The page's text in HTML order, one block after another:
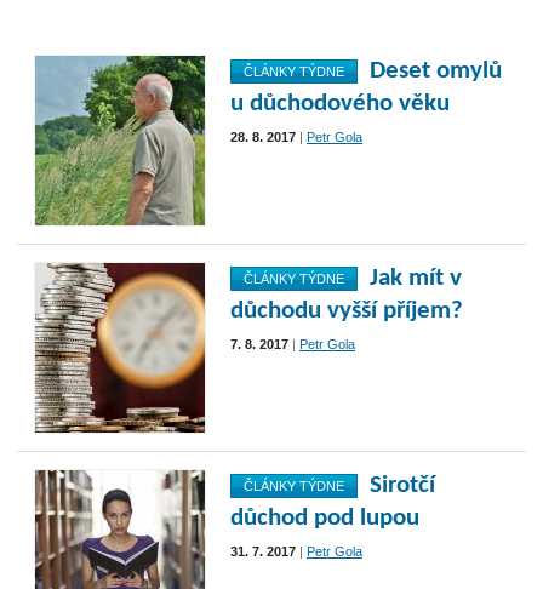
ČLÁNKY TÝDNE
Deset omylů
u důchodového věku
28. 8. 2017 Petr Gola
ČLÁNKY TÝDNE
Jak mít v
důchodu vyšší příjem?
7. 8. 2017 Petr Gola
ČLÁNKY TÝDNE
Sirotčí
důchod pod lupou
31. 7. 2017 Petr Gola